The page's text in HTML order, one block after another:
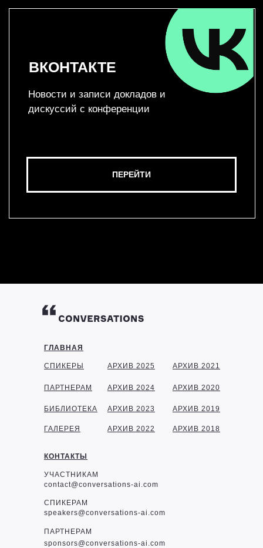
ГЛАВНАЯ
КОНТАКТЫ
СПИКЕРЫ
ПАРТНЕРАМ
БИБЛИОТЕКА
УЧАСТНИКАМ
contact@conversations-ai.com
СПИКЕРАМ
speakers@conversations-ai.com
ПАРТНЕРАМ
sponsors@conversations-ai.com
ГАЛЕРЕЯ
АРХИВ 2025
АРХИВ 2024
АРХИВ 2023
АРХИВ 2022
АРХИВ 2021
АРХИВ 2020
АРХИВ 2019
АРХИВ 2018